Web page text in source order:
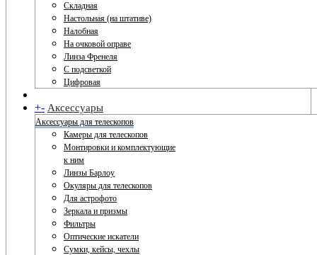
Складная
Настольная (на штативе)
Налобная
На очковой оправе
Линза Френеля
С подсветкой
Цифровая
+- Аксессуары
Аксессуары для телескопов
Камеры для телескопов
Монтировки и комплектующие
к ним
Линзы Барлоу
Окуляры для телескопов
Для астрофото
Зеркала и призмы
Фильтры
Оптические искатели
Сумки, кейсы, чехлы